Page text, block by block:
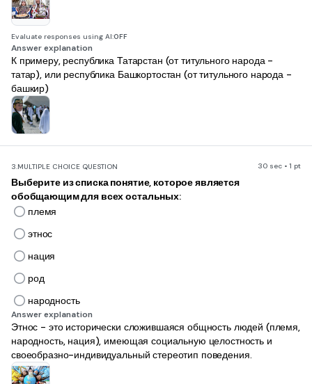
Evaluate responses using AI:OFF
Answer explanation
К примеру, республика Татарстан (от титульного народа -
татар), или республика Башкортостан (от титульного народа -
башкир)
3.MULTIPLE CHOICE QUESTION 30 sec • 1 pt
Выберите из списка понятие, которое является
обобщающим для всех остальных:
племя
этнос
нация
род
народность
Answer explanation
Этнос - это исторически сложившаяся общность людей (племя,
народность, нация), имеющая социальную целостность и
своеобразно-индивидуальный стереотип поведения.